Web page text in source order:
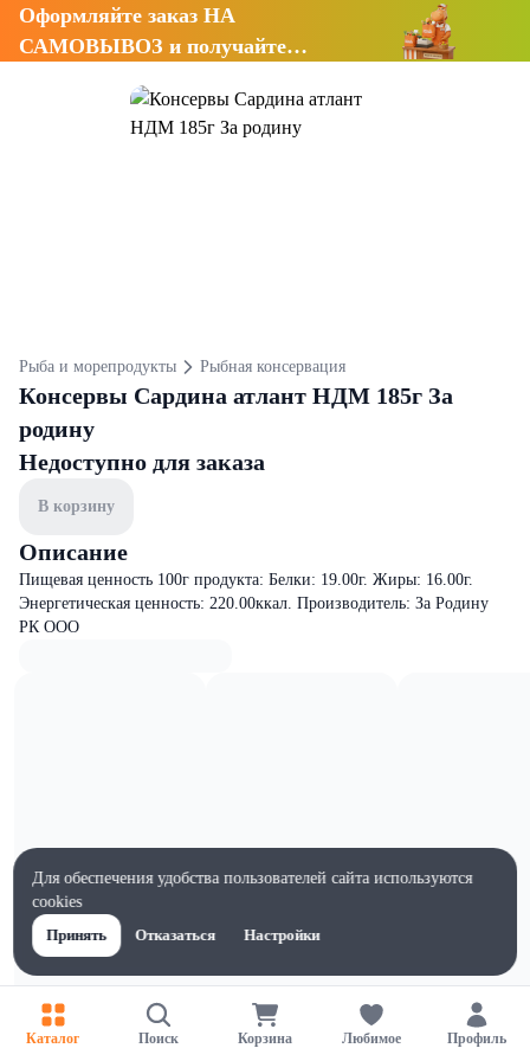
Оформляйте заказ НА
САМОВЫВОЗ и получайте
Рыба и морепродукты Рыбная консервация
Консервы Сардина атлант НДМ 185г За
родину
Недоступно для заказа
В корзину
Описание
Пищевая ценность 100г продукта: Белки: 19.00г. Жиры: 16.00г.
Энергетическая ценность: 220.00ккал. Производитель: За Родину
РК ООО
Характеристики
Каталог Поиск Корзина Любимое Профиль
Для обеспечения удобства пользователей сайта используются
cookies
Принять
Отказаться Настройки